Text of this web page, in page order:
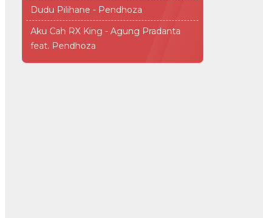
Dudu Pilihane - Pendhoza
Aku Cah RX King - Agung Pradanta
feat. Pendhoza